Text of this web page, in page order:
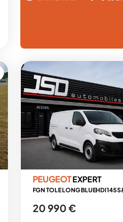
PEUGEOTEXPERT
20 990 €